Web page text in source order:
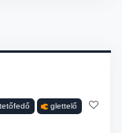
tetőfedő glettelő